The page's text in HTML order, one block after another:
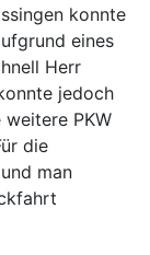
konnte
eines
Herr
jedoch
PKW
die
man